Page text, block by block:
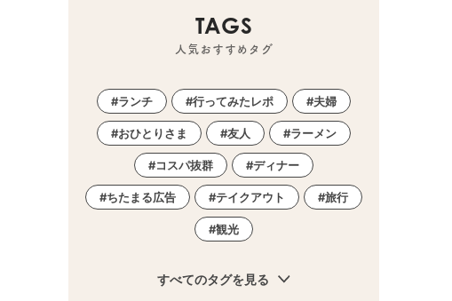
TAGS
人気おすすめタグ
ランチ 行ってみたレポ 夫婦
おひとりさま 友人 ラーメン
コスパ抜群 ディナー
ちたまる広告 テイクアウト 旅行
観光
すべてのタグを見る